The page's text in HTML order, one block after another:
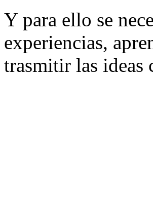
Y para ello se
experiencias,
trasmitir las ideas